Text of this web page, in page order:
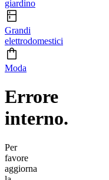
giardino
Grandi
elettrodomestici
Moda
Errore
interno.
Per
favore
aggiorna